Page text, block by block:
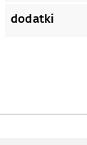
dodatki